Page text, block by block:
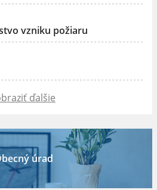
vzniku požiaru
ďalšie
úrad